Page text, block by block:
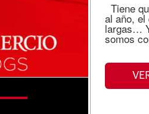
Tiene
al año,
largas…
somos